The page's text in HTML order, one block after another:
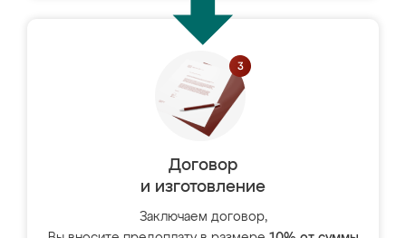
Договор
и изготовление
Заключаем договор,